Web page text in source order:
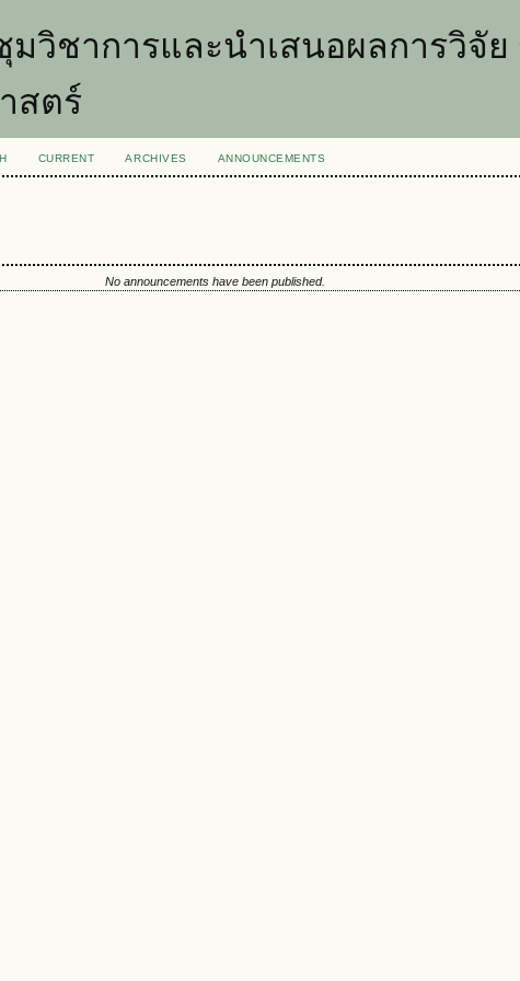
มวิชาการและนำเสนอผลการวิ
สตร์
CURRENT ARCHIVES ANNOUNCEMENTS
No announcements have been published.